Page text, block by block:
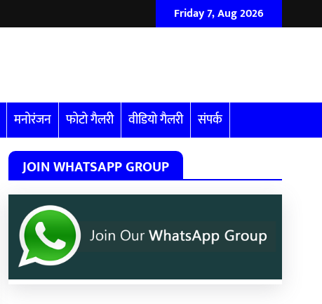
Friday 7, Aug 2026
मनोरंजन फोटो गैलरी वीडियो गैलरी संपर्क
JOIN WHATSAPP GROUP